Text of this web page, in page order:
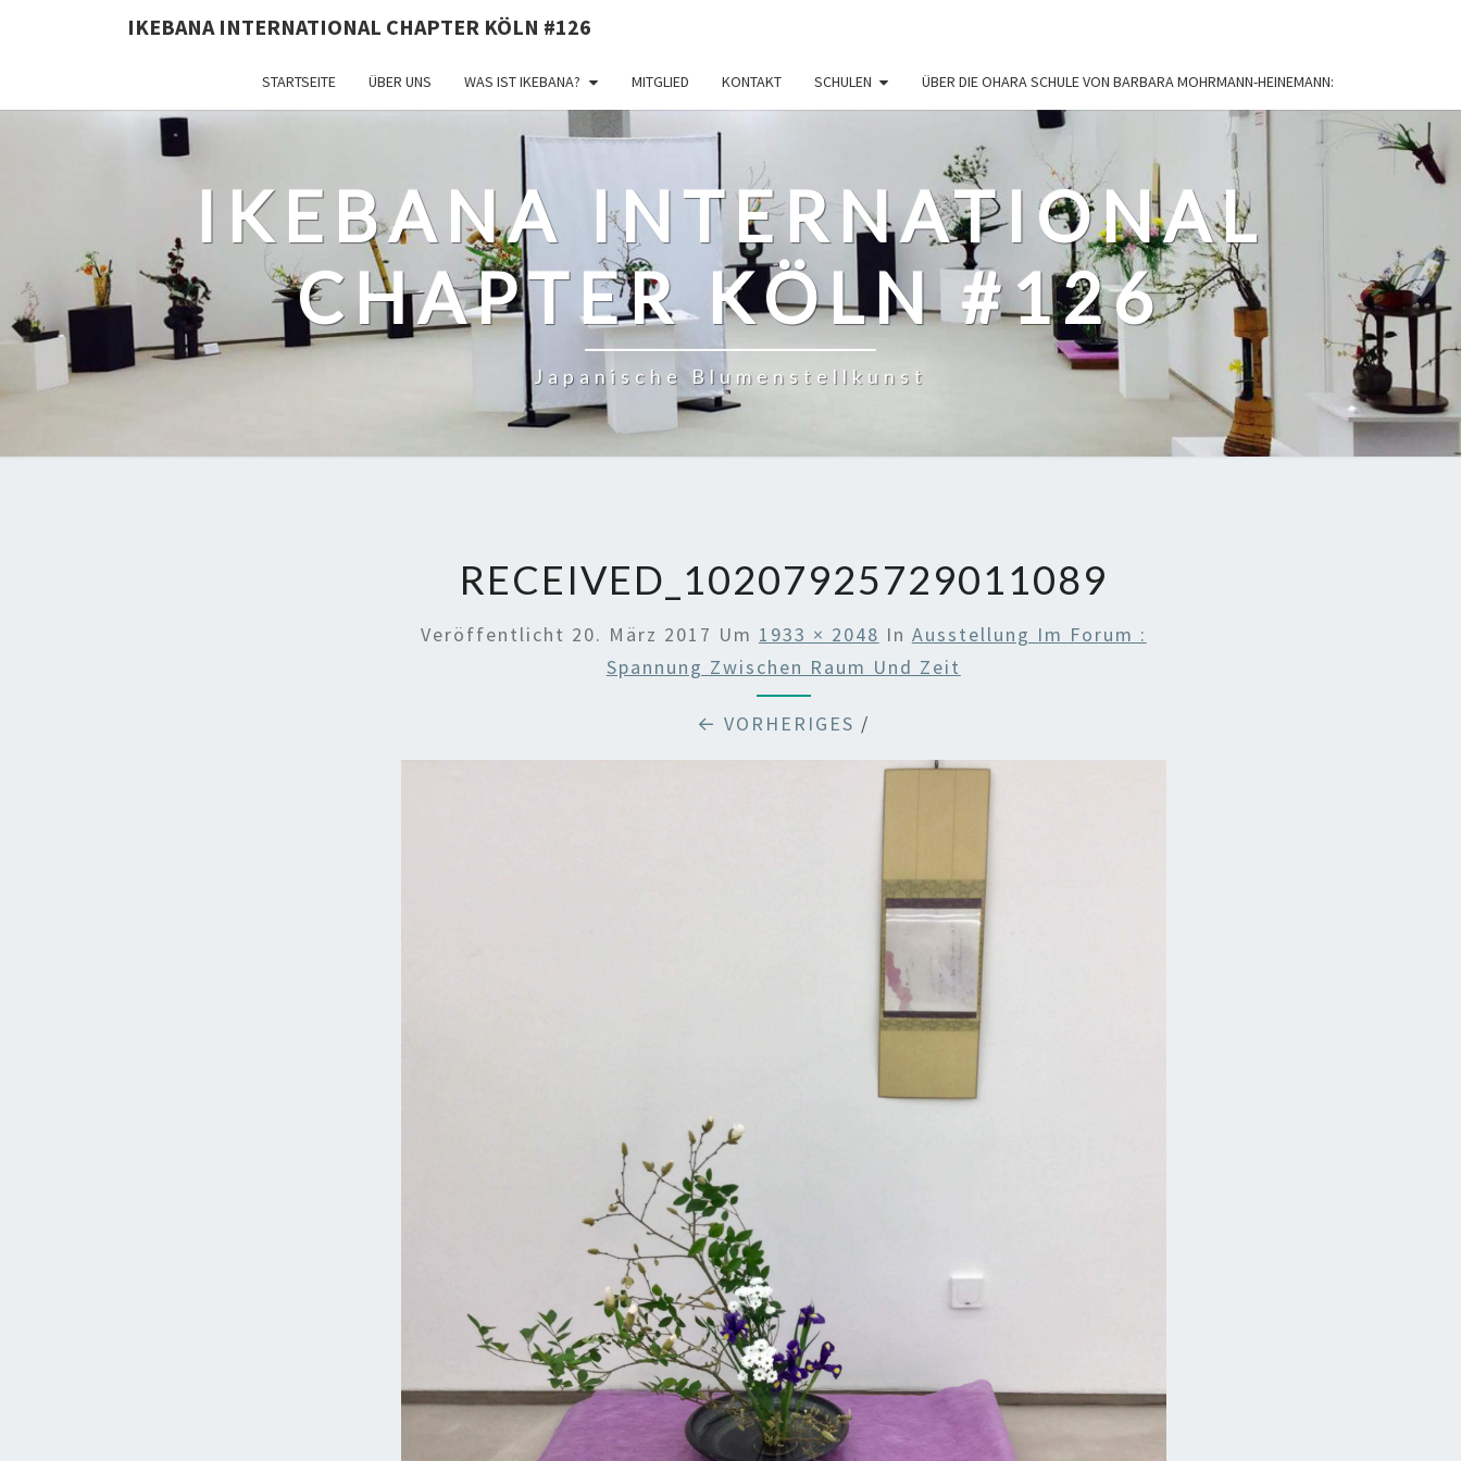
IKEBANA INTERNATIONAL CHAPTER KÖLN #126
STARTSEITE ÜBER UNS WAS IST IKEBANA? MITGLIED KONTAKT SCHULEN ÜBER DIE OHARA SCHULE VON BARBARA MOHRMANN-HEINEMANN:
IKEBANA INTERNATIONAL
CHAPTER KÖLN #126
Japanische Blumenstellkunst
RECEIVED_10207925729011089
Veröffentlicht 20. März 2017 Um 1933 × 2048 In Ausstellung Im Forum :
Spannung Zwischen Raum Und Zeit
← VORHERIGES /